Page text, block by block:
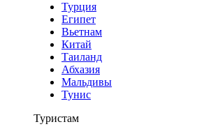
Турция
Египет
Вьетнам
Китай
Таиланд
Абхазия
Мальдивы
Тунис
Туристам